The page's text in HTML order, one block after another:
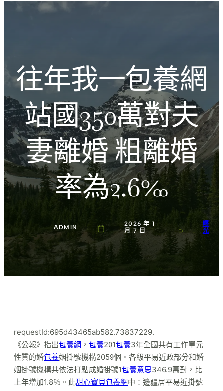
Introducing the Savara collection of luxury resorts
往年我一包養網
站國350萬對夫
妻離婚 粗離婚
率為2.6‰
ADMIN
2026 年 1
月 7 日
曙
光
requestId:695d43465ab582.73837229.
《公報》指出包養網 ， 包養201包養3年全國共有工作單元
性質的婚包養姻掛號機構2059個。各級平易近政部分和婚
姻掛號機構共依法打點成婚掛號1包養意思346.9萬對，比
上年增加1.8％。此甜心寶貝包養網中：邊疆居平易近掛號